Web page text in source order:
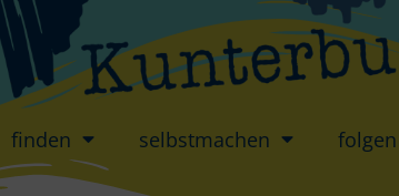
finden selbstmachen folgen